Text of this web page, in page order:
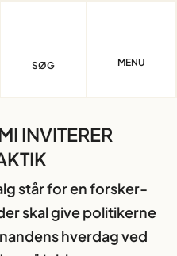
SØG MENU
INVITERER
står for en forsker-
skal give politikerne
hverdag ved